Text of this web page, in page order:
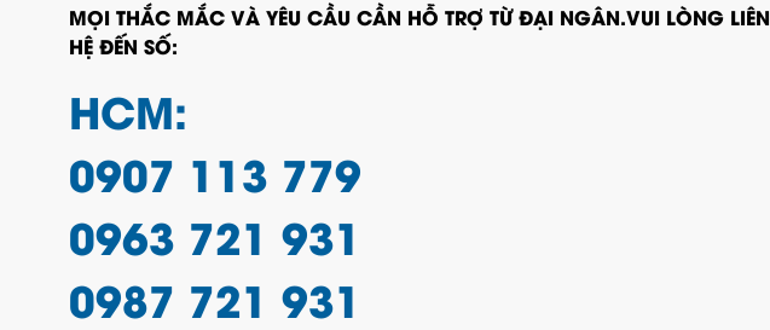
MỌI THẮC MẮC VÀ YÊU CẦU CẦN HỖ TRỢ TỪ ĐẠI NGÂN.VUI LÒNG LIÊN
HỆ ĐẾN SỐ:
HCM:
0907 113 779
0963 721 931
0987 721 931